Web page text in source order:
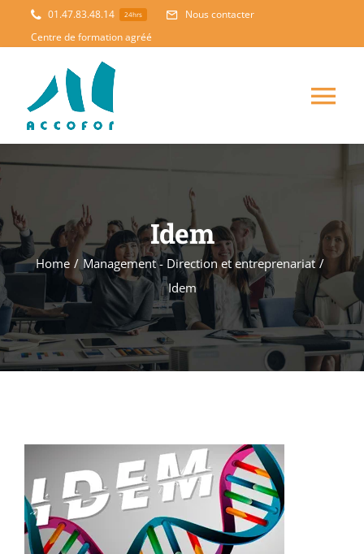
01.47.83.48.14 24hrs
Nous contacter
Centre de formation agréé
ACCUEIL
FORMATION
ACCOMPAGNEMENT
PEDAGOGIE
ACCOFOR
Idem
Home / Management - Direction et entreprenariat /
Idem